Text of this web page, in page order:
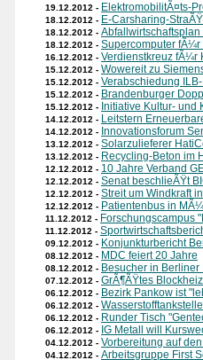
19.12.2012 - ElektromobilitÃ¤ts-
18.12.2012 - E-Carsharing-
18.12.2012 -
18.12.2012 - Supercomputer fÃ¼r
16.12.2012 - Verdienstkreuz fÃ¼r
15.12.2012 - Wowereit zu
15.12.2012 - Verabschiedung
15.12.2012 - Brandenburger
15.12.2012 - Initiative Kultur- und
14.12.2012 - Leitstern
14.12.2012 - Innovationsforum
13.12.2012 - Solarzulieferer
13.12.2012 - Recycling-Beton im
12.12.2012 - 10 Jahre Verband
12.12.2012 - Senat beschlieÃŸt
12.12.2012 - Streit um Windkraft
12.12.2012 - Patientenbus in
11.12.2012 - Forschungscampus
11.12.2012 -
09.12.2012 - Konjunkturbericht
08.12.2012 - MDC feiert 20 Jahre
08.12.2012 - Besucher in Berliner
07.12.2012 - GrÃ¶ÃŸtes
06.12.2012 - Bezirk Pankow ist
06.12.2012 -
06.12.2012 - Runder Tisch
06.12.2012 - IG Metall will
04.12.2012 - Vorbereitung auf
04.12.2012 - Arbeitsgruppe First